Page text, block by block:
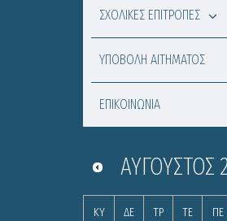
ΣΧΟΛΙΚΕΣ ΕΠΙΤΡΟΠΕΣ
ΥΠΟΒΟΛΗ ΑΙΤΗΜΑΤΟΣ
ΕΠΙΚΟΙΝΩΝΙΑ
ΑΎΓΟΥΣΤΟΣ
ΚΥ ΔΕ ΤΡ ΤΕ ΠΕ